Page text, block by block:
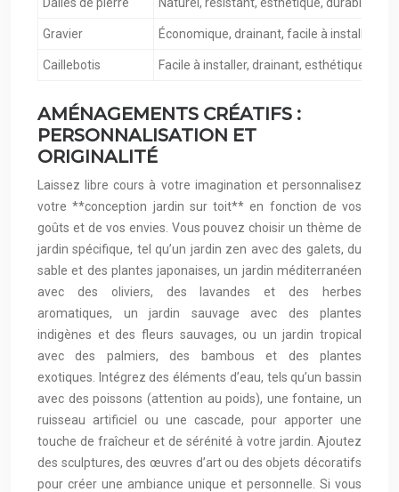
Gravier Économique, drainant, facile à installer,
Caillebotis Facile à installer, drainant, esthétique, léger
AMÉNAGEMENTS CRÉATIFS :
PERSONNALISATION ET
ORIGINALITÉ
Laissez libre cours à votre imagination et personnalisez
votre **conception jardin sur toit** en fonction de vos
goûts et de vos envies. Vous pouvez choisir un thème de
jardin spécifique, tel qu’un jardin zen avec des galets, du
sable et des plantes japonaises, un jardin méditerranéen
avec des oliviers, des lavandes et des herbes
aromatiques, un jardin sauvage avec des plantes
indigènes et des fleurs sauvages, ou un jardin tropical
avec des palmiers, des bambous et des plantes
exotiques. Intégrez des éléments d’eau, tels qu’un bassin
avec des poissons (attention au poids), une fontaine, un
ruisseau artificiel ou une cascade, pour apporter une
touche de fraîcheur et de sérénité à votre jardin. Ajoutez
des sculptures, des œuvres d’art ou des objets décoratifs
pour créer une ambiance unique et personnelle. Si vous